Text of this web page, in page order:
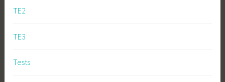
TE2
TE3
Tests